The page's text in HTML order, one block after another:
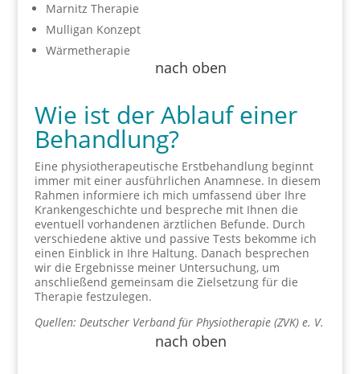
Marnitz Therapie
Mulligan Konzept
Wärmetherapie
nach oben
Wie ist der Ablauf einer
Behandlung?
Eine physiotherapeutische Erstbehandlung beginnt
immer mit einer ausführlichen Anamnese. In diesem
Rahmen informiere ich mich umfassend über Ihre
Krankengeschichte und bespreche mit Ihnen die
eventuell vorhandenen ärztlichen Befunde. Durch
verschiedene aktive und passive Tests bekomme ich
einen Einblick in Ihre Haltung. Danach besprechen
wir die Ergebnisse meiner Untersuchung, um
anschließend gemeinsam die Zielsetzung für die
Therapie festzulegen.
Quellen: Deutscher Verband für Physiotherapie (ZVK) e. V.
nach oben